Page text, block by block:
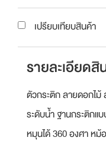
เปรียบเทียบสินค้า
รายละเอียดสิ
ตัวกระติก ลายดอกไม้
ระดับน้ำ ฐานกระติกแ
หมุนได้ 360 องศา หม้